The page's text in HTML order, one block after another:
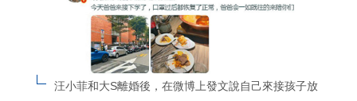
汪小菲和大S離婚後，在微博上發文說自己來接孩子放